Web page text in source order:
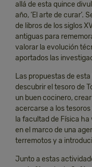
allá de esta quince
año, ‘El arte de curar’.
de libros de los siglos
antiguas para
valorar la evolución
aportados las
Las propuestas de
descubrir el tesoro de
un buen cocinero,
acercarse a los
la facultad de Física
en el marco de una
terremotos y a
Junto a estas